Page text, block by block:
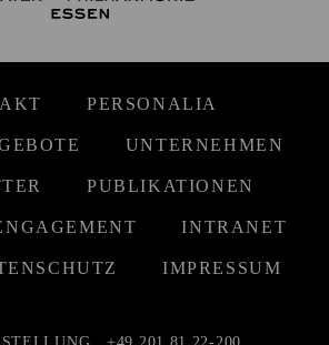
PERSONALIA
UNTERNEHMEN
PUBLIKATIONEN
INTRANET
IMPRESSUM
+49 201 81 22-200